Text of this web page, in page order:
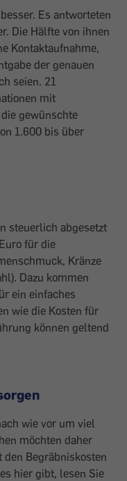
Es antworteten
Die Hälfte von ihnen
­Kontaktaufnahme,
der genauen
seien. 21
mit
gewünschte
1.600 bis über
steuerlich abgesetzt
für die
Kränze
Dazu kommen
ein einfaches
wie die Kosten für
können geltend
wie vor um viel
möchten daher
Begräbniskosten
hier gibt, lesen Sie